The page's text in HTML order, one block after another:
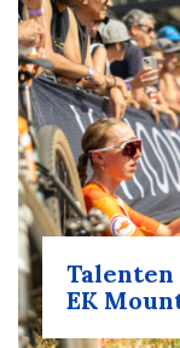
Talenten
EK